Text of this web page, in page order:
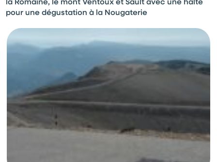
pour une dégustation à la Nougaterie